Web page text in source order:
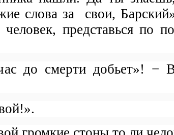
слова за
свои,
представься по
до смерти добьет»! −